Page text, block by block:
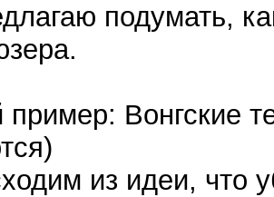
подумать,
Вонгские
из идеи, что